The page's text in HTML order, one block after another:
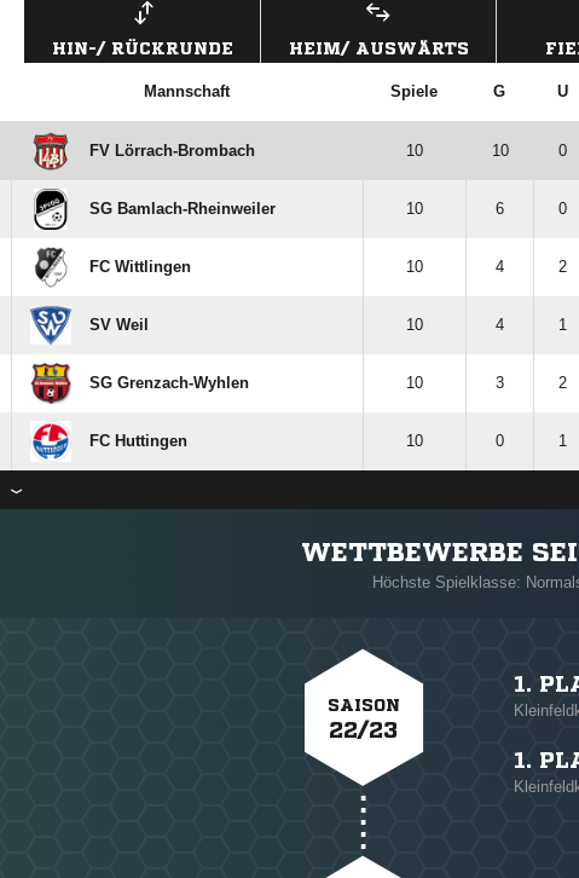
HIN-/ RÜCKRUNDE HEIM/ AUSWÄRTS
Mannschaft Spiele G U
FV Lörrach-Brombach 10 10 0
SG Bamlach-Rheinweiler 10 6 0
FC Wittlingen 10 4 2
SV Weil 10 4 1
SG Grenzach-Wyhlen 10 3 2
FC Huttingen 10 0 1
WETTBEWERBE
Höchste Spielklasse:
SAISON
22/23
1.
1.